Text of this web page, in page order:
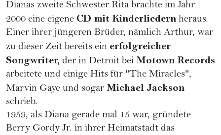
Dianas zweite Schwester Rita brachte im Jahr
2000 eine eigene CD mit Kinderliedern heraus.
Einer ihrer jüngeren Brüder, nämlich Arthur, war
zu dieser Zeit bereits ein erfolgreicher
Songwriter, der in Detroit bei Motown Records
arbeitete und einige Hits für "The Miracles",
Marvin Gaye und sogar Michael Jackson
schrieb.
1959, als Diana gerade mal 15 war, gründete
Berry Gordy Jr. in ihrer Heimatstadt das